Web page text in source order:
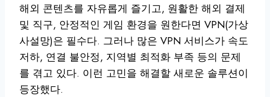
해외 콘텐츠를 자유롭게 즐기고, 원활한 해외 결제
및 직구, 안정적인 게임 환경을 원한다면 VPN(가상
사설망)은 필수다. 그러나 많은 VPN 서비스가 속도
저하, 연결 불안정, 지역별 최적화 부족 등의 문제
를 겪고 있다. 이런 고민을 해결할 새로운 솔루션이
등장했다.